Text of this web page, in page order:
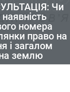
Чи
номера
право на
і загалом
землю